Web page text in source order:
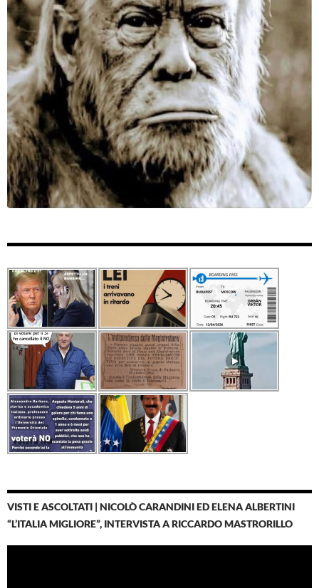
VISTI E ASCOLTATI | NICOLÒ CARANDINI ED ELENA ALBERTINI
“L’ITALIA MIGLIORE”, INTERVISTA A RICCARDO MASTRORILLO